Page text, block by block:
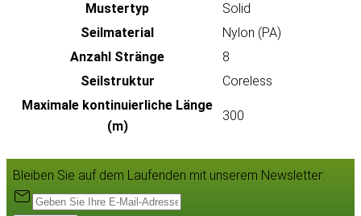
Mustertyp
Solid
Seilmaterial
Nylon (PA)
Anzahl Stränge
8
Seilstruktur
Coreless
Maximale kontinuierliche Länge
(m)
300
Bleiben Sie auf dem Laufenden mit unserem Newsletter: